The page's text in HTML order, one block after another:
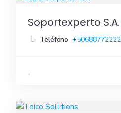
Soportexperto S.A.
Teléfono +50688772222